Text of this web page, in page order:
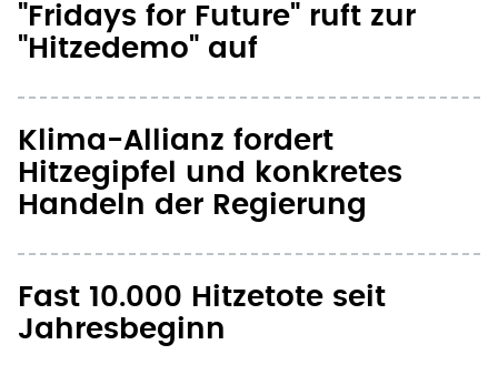
"Fridays for Future" ruft zur
"Hitzedemo" auf
Klima-Allianz fordert
Hitzegipfel und konkretes
Handeln der Regierung
Fast 10.000 Hitzetote seit
Jahresbeginn